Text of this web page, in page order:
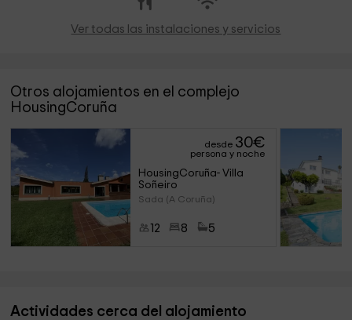
Ver todas las instalaciones y servicios
Otros alojamientos en el complejo
HousingCoruña
desde 30€
persona y noche
HousingCoruña- Villa
Soñeiro
Sada (A Coruña)
12 8 5
Actividades cerca del alojamiento